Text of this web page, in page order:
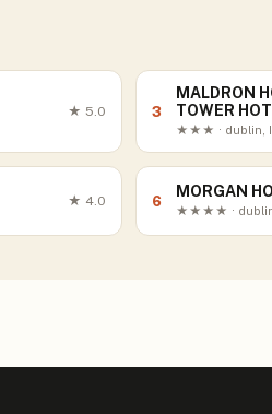
★ 5.0 3
MALDRON
TOWER
★★★ · dublin,
★ 4.0 6
MORGAN
★★★★ ·